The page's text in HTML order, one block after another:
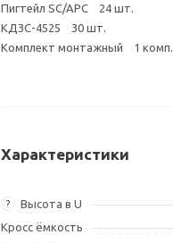
Пигтейл SC/APC 24 шт.
КДЗС-4525 30 шт.
Комплект монтажный 1 комп.
Характеристики
? Высота в U
Кросс ёмкость